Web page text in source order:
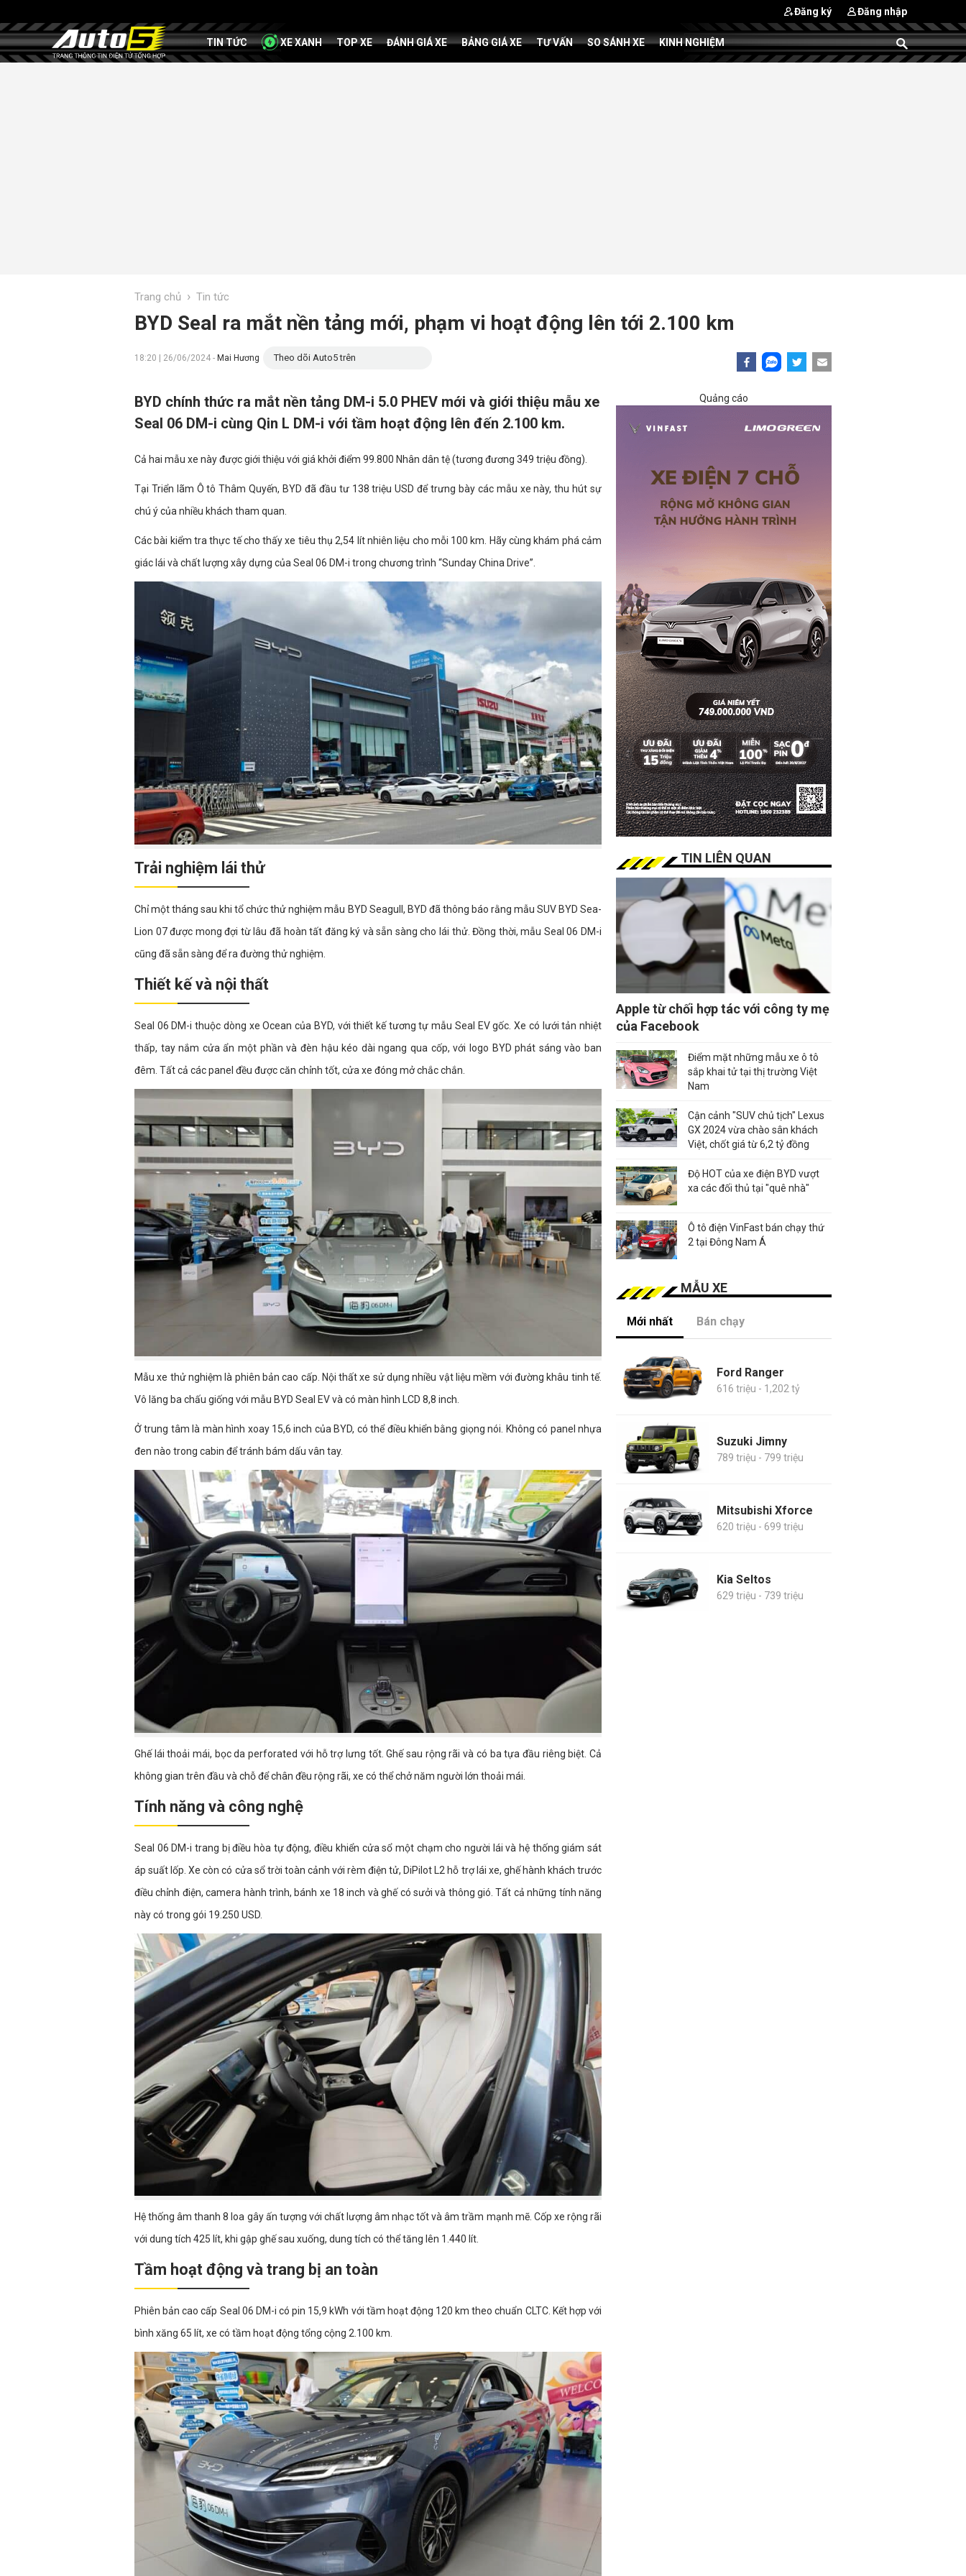
Đăng ký Đăng nhập
TIN TỨC XE XANH TOP XE ĐÁNH GIÁ XE BẢNG GIÁ XE TƯ VẤN SO SÁNH XE KINH NGHIỆM
Trang chủ › Tin tức
BYD Seal ra mắt nền tảng mới, phạm vi hoạt động lên tới 2.100 km
18:20 | 26/06/2024 - Mai Hương Theo dõi Auto5 trên
BYD chính thức ra mắt nền tảng DM-i 5.0 PHEV mới và giới thiệu mẫu xe
Seal 06 DM-i cùng Qin L DM-i với tầm hoạt động lên đến 2.100 km.
Cả hai mẫu xe này được giới thiệu với giá khởi điểm 99.800 Nhân dân tệ (tương đương 349 triệu đồng).
Tại Triển lãm Ô tô Thâm Quyến, BYD đã đầu tư 138 triệu USD để trưng bày các mẫu xe này, thu hút sự
chú ý của nhiều khách tham quan.
Các bài kiểm tra thực tế cho thấy xe tiêu thụ 2,54 lít nhiên liệu cho mỗi 100 km. Hãy cùng khám phá cảm
giác lái và chất lượng xây dựng của Seal 06 DM-i trong chương trình “Sunday China Drive”.
Trải nghiệm lái thử
Chỉ một tháng sau khi tổ chức thử nghiệm mẫu BYD Seagull, BYD đã thông báo rằng mẫu SUV BYD Sea-
Lion 07 được mong đợi từ lâu đã hoàn tất đăng ký và sẵn sàng cho lái thử. Đồng thời, mẫu Seal 06 DM-i
cũng đã sẵn sàng để ra đường thử nghiệm.
Thiết kế và nội thất
Seal 06 DM-i thuộc dòng xe Ocean của BYD, với thiết kế tương tự mẫu Seal EV gốc. Xe có lưới tản nhiệt
thấp, tay nắm cửa ẩn một phần và đèn hậu kéo dài ngang qua cốp, với logo BYD phát sáng vào ban
đêm. Tất cả các panel đều được căn chỉnh tốt, cửa xe đóng mở chắc chắn.
Mẫu xe thử nghiệm là phiên bản cao cấp. Nội thất xe sử dụng nhiều vật liệu mềm với đường khâu tinh tế.
Vô lăng ba chấu giống với mẫu BYD Seal EV và có màn hình LCD 8,8 inch.
Ở trung tâm là màn hình xoay 15,6 inch của BYD, có thể điều khiển bằng giọng nói. Không có panel nhựa
đen nào trong cabin để tránh bám dấu vân tay.
Ghế lái thoải mái, bọc da perforated với hỗ trợ lưng tốt. Ghế sau rộng rãi và có ba tựa đầu riêng biệt. Cả
không gian trên đầu và chỗ để chân đều rộng rãi, xe có thể chở năm người lớn thoải mái.
Tính năng và công nghệ
Seal 06 DM-i trang bị điều hòa tự động, điều khiển cửa sổ một chạm cho người lái và hệ thống giám sát
áp suất lốp. Xe còn có cửa sổ trời toàn cảnh với rèm điện tử, DiPilot L2 hỗ trợ lái xe, ghế hành khách trước
điều chỉnh điện, camera hành trình, bánh xe 18 inch và ghế có sưởi và thông gió. Tất cả những tính năng
này có trong gói 19.250 USD.
Hệ thống âm thanh 8 loa gây ấn tượng với chất lượng âm nhạc tốt và âm trầm mạnh mẽ. Cốp xe rộng rãi
với dung tích 425 lít, khi gập ghế sau xuống, dung tích có thể tăng lên 1.440 lít.
Tầm hoạt động và trang bị an toàn
Phiên bản cao cấp Seal 06 DM-i có pin 15,9 kWh với tầm hoạt động 120 km theo chuẩn CLTC. Kết hợp với
bình xăng 65 lít, xe có tầm hoạt động tổng cộng 2.100 km.
Quảng cáo
TIN LIÊN QUAN
Apple từ chối hợp tác với công ty mẹ
của Facebook
Điểm mặt những mẫu xe ô tô
sắp khai tử tại thị trường Việt
Nam
Cận cảnh "SUV chủ tịch" Lexus
GX 2024 vừa chào sân khách
Việt, chốt giá từ 6,2 tỷ đồng
Độ HOT của xe điện BYD vượt
xa các đối thủ tại "quê nhà"
Ô tô điện VinFast bán chạy thứ
2 tại Đông Nam Á
MẪU XE
Mới nhất Bán chạy
Ford Ranger
616 triệu - 1,202 tỷ
Suzuki Jimny
789 triệu - 799 triệu
Mitsubishi Xforce
620 triệu - 699 triệu
Kia Seltos
629 triệu - 739 triệu